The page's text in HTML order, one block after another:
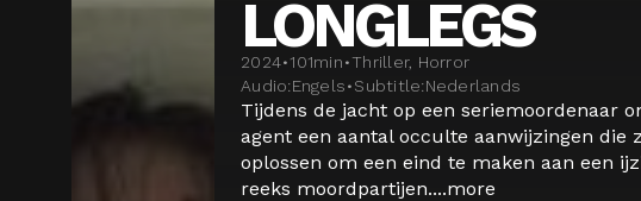
LONGLEGS
2024•101min•Thriller, Horror
Audio:Engels•Subtitle:Nederlands
Tijdens de jacht op een seriemoordenaar
agent een aantal occulte aanwijzingen die
oplossen om een eind te maken aan een
reeks moordpartijen....more